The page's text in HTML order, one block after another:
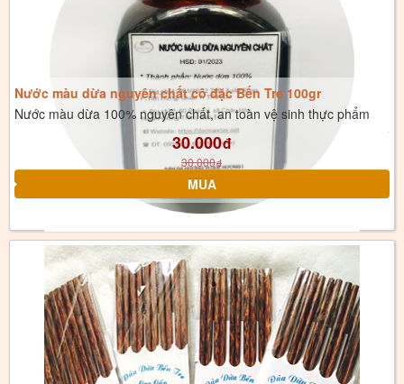
Nước màu dừa nguyên chất cô đặc Bến Tre 100gr
Nước màu dừa 100% nguyên chất, an toàn vệ sinh thực phẩm
30.000đ
30.000đ